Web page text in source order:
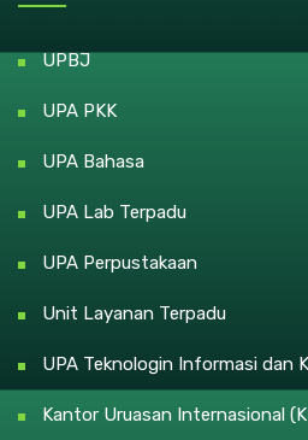
UPBJ
UPA PKK
UPA Bahasa
UPA Lab Terpadu
UPA Perpustakaan
Unit Layanan Terpadu
UPA Teknologin Informasi dan
Kantor Uruasan Internasional